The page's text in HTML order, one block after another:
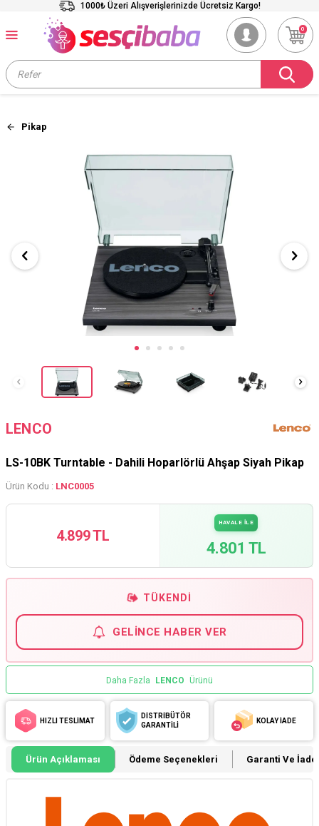
1000₺ Üzeri Alışverişlerinizde Ücretsiz Kargo!
0
Pikap
LENCO
LS-10BK Turntable - Dahili Hoparlörlü Ahşap Siyah Pikap
Ürün Kodu : LNC0005
4.899 TL
HAVALE İLE
4.801 TL
TÜKENDI
GELINCE HABER VER
Daha Fazla LENCO Ürünü
HIZLI TESLİMAT
DİSTRİBÜTÖR
GARANTİLİ
KOLAY İADE
Ürün Açıklaması Ödeme Seçenekleri Garanti Ve İade